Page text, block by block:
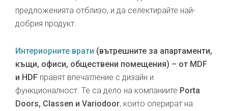
предложенията отблизо, и да селектирайте най-
добрия продукт.
Интериорните врати (вътрешните за апартаменти,
къщи, офиси, обществени помещения) – от MDF
и HDF правят впечатление с дизайн и
функционалност. Те са дело на компаниите Porta
Doors, Classen и Variodoor, които оперират на